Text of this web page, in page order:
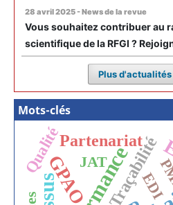
28 avril 2025 - News de la revue
Vous souhaitez contribuer au
scientifique de la RFGI ?
Plus d'actualités
Mots-clés
GPAO Traçabilité
Partenariat
Qualité
EDI
JAT